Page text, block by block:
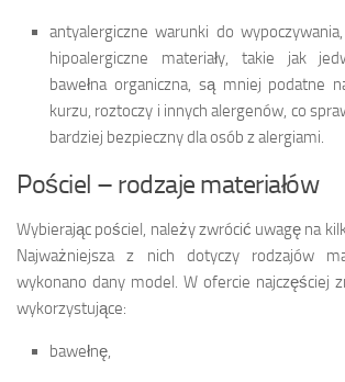
antyalergiczne warunki do
hipoalergiczne materiały, takie jak
bawełna organiczna, są mniej podatne
kurzu, roztoczy i innych alergenów, co
bardziej bezpieczny dla osób z alergiami.
Pościel – rodzaje materiałów
Wybierając pościel, należy zwrócić uwagę na
Najważniejsza z nich dotyczy rodzajów
wykonano dany model. W ofercie najczęściej
wykorzystujące:
bawełnę,